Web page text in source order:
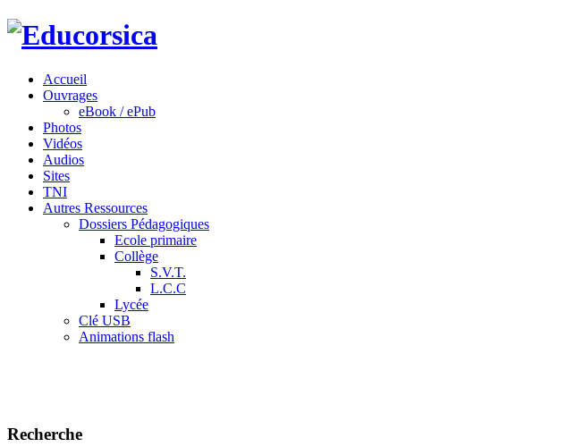
Accueil
Ouvrages
eBook / ePub
Photos
Vidéos
Audios
Sites
TNI
Autres Ressources
Dossiers Pédagogiques
Ecole primaire
Collège
S.V.T.
L.C.C
Lycée
Clé USB
Animations flash
Recherche